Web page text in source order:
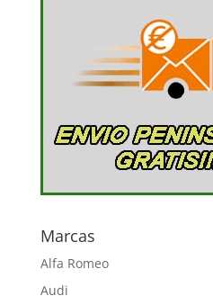
Marcas
Alfa Romeo
Audi